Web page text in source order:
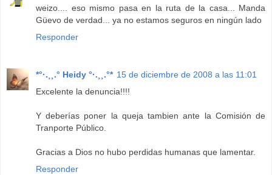
weizo.... eso mismo pasa en la ruta de la casa... Manda
Güevo de verdad... ya no estamos seguros en ningún lado
Responder
*°·.¸¸.° Heidy °·.¸¸.°* 15 de diciembre de 2008 a las 11:01
Excelente la denuncia!!!!
Y deberías poner la queja tambien ante la Comisión de
Tranporte Público.
Gracias a Dios no hubo perdidas humanas que lamentar.
Responder